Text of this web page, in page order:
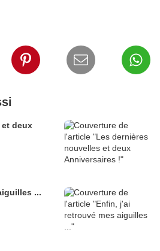
deux
...